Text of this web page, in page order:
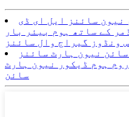
نیون سائنز ایل ای ڈی
کے ساتھ ہوم بیئر بار
ونڈوز گیراج وال سائنز
نیون ہارٹ سائنز
ہوم ڈیکور نیون ہارٹ
سائن